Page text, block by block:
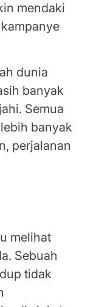
mendaki
dunia
banyak
Semua
banyak
perjalanan
melihat
Sebuah
tidak